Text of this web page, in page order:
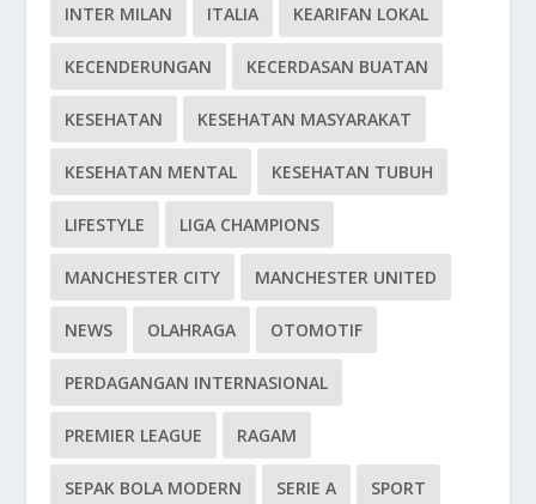
INTER MILAN ITALIA KEARIFAN LOKAL
KECENDERUNGAN KECERDASAN BUATAN
KESEHATAN KESEHATAN MASYARAKAT
KESEHATAN MENTAL KESEHATAN TUBUH
LIFESTYLE LIGA CHAMPIONS
MANCHESTER CITY MANCHESTER UNITED
NEWS OLAHRAGA OTOMOTIF
PERDAGANGAN INTERNASIONAL
PREMIER LEAGUE RAGAM
SEPAK BOLA MODERN SERIE A SPORT